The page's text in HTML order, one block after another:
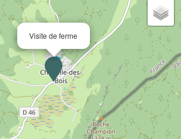
Visite de ferme